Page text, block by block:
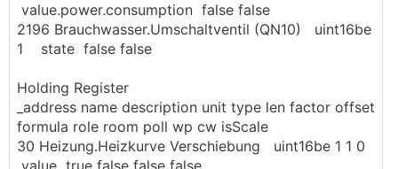
value.power.consumption false false
2196 Brauchwasser.Umschaltventil (QN10) uint16be
1 state false false
Holding Register
_address name description unit type len factor offset
formula role room poll wp cw isScale
30 Heizung.Heizkurve Verschiebung uint16be 1 1 0
value true false false false